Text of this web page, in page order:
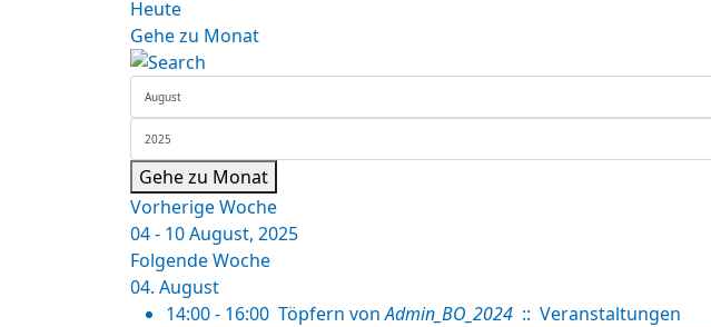
Heute
Gehe zu Monat
Gehe zu Monat
Vorherige Woche
04 - 10 August, 2025
Folgende Woche
04. August
14:00 - 16:00 Töpfern von Admin_BO_2024 :: Veranstaltungen